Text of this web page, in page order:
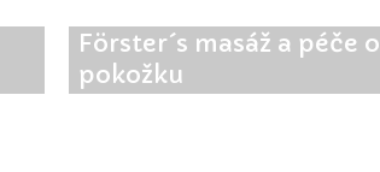
Förster´s masáž a péče o
pokožku